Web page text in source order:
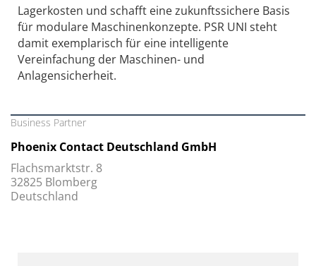
Lagerkosten und schafft eine zukunftssichere Basis
für modulare Maschinenkonzepte. PSR UNI steht
damit exemplarisch für eine intelligente
Vereinfachung der Maschinen- und
Anlagensicherheit.
Business Partner
Phoenix Contact Deutschland GmbH
Flachsmarktstr. 8
32825 Blomberg
Deutschland